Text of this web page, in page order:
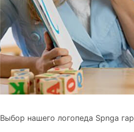
Выбор нашего логопеда Spnga